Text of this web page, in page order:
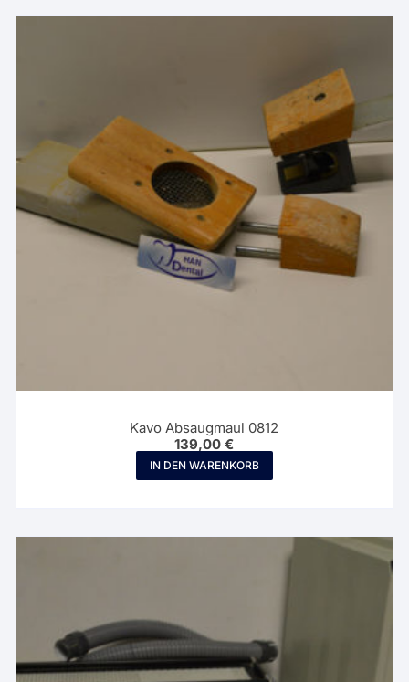
Kavo Absaugmaul 0812
139,00€
IN DEN WARENKORB